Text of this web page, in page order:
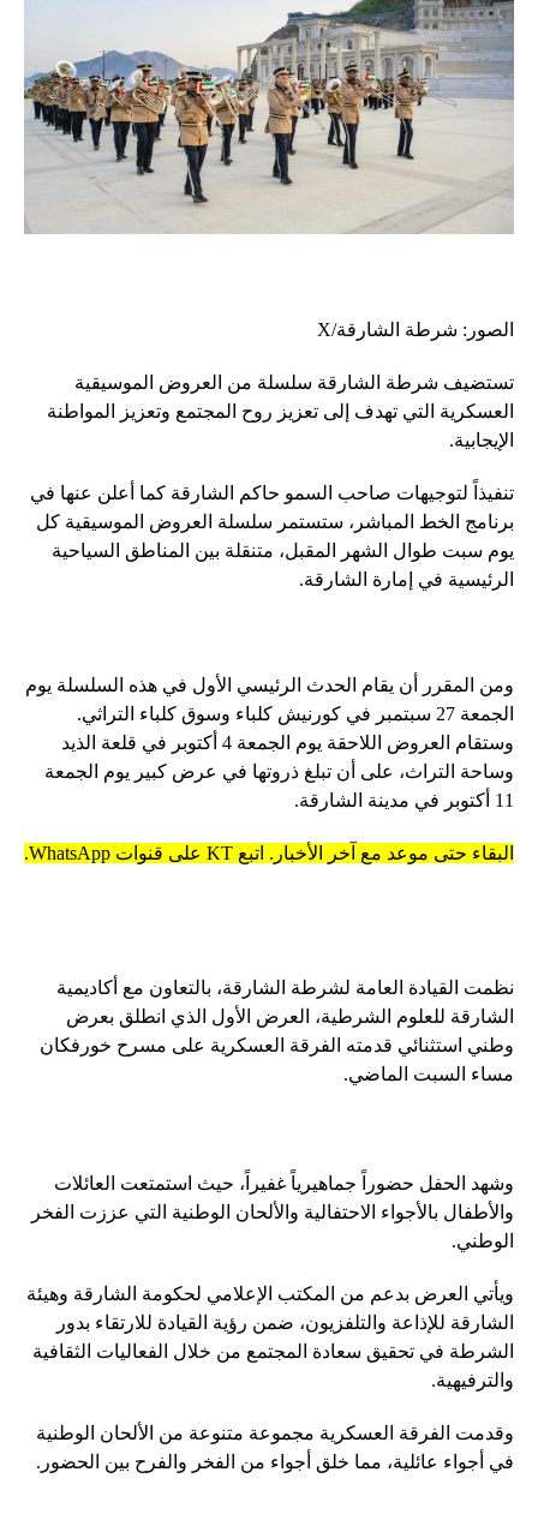
الصور: شرطة الشارقة/X
تستضيف شرطة الشارقة سلسلة من العروض الموسيقية
العسكرية التي تهدف إلى تعزيز روح المجتمع وتعزيز المواطنة
الإيجابية.
تنفيذاً لتوجيهات صاحب السمو حاكم الشارقة كما أعلن عنها في
برنامج الخط المباشر، ستستمر سلسلة العروض الموسيقية كل
يوم سبت طوال الشهر المقبل، متنقلة بين المناطق السياحية
الرئيسية في إمارة الشارقة.
ومن المقرر أن يقام الحدث الرئيسي الأول في هذه السلسلة يوم
الجمعة 27 سبتمبر في كورنيش كلباء وسوق كلباء التراثي.
وستقام العروض اللاحقة يوم الجمعة 4 أكتوبر في قلعة الذيد
وساحة التراث، على أن تبلغ ذروتها في عرض كبير يوم الجمعة
11 أكتوبر في مدينة الشارقة.
البقاء حتى موعد مع آخر الأخبار. اتبع KT على قنوات WhatsApp.
نظمت القيادة العامة لشرطة الشارقة، بالتعاون مع أكاديمية
الشارقة للعلوم الشرطية، العرض الأول الذي انطلق بعرض
وطني استثنائي قدمته الفرقة العسكرية على مسرح خورفكان
مساء السبت الماضي.
وشهد الحفل حضوراً جماهيرياً غفيراً، حيث استمتعت العائلات
والأطفال بالأجواء الاحتفالية والألحان الوطنية التي عززت الفخر
الوطني.
ويأتي العرض بدعم من المكتب الإعلامي لحكومة الشارقة وهيئة
الشارقة للإذاعة والتلفزيون، ضمن رؤية القيادة للارتقاء بدور
الشرطة في تحقيق سعادة المجتمع من خلال الفعاليات الثقافية
والترفيهية.
وقدمت الفرقة العسكرية مجموعة متنوعة من الألحان الوطنية
في أجواء عائلية، مما خلق أجواء من الفخر والفرح بين الحضور.